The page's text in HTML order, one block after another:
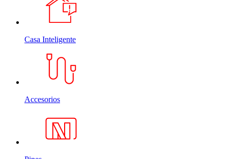
Casa Inteligente
Accesorios